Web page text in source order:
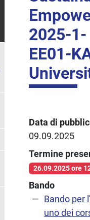
2025-1-
EE01-
Data di
09.09.2025
Termine
26.09.2025 ore
Bando
Bando per
uno dei